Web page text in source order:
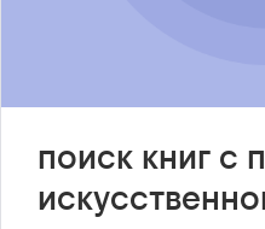
поиск книг